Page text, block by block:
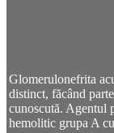
Glomerulonefrita
distinct, făcând
cunoscută. Agentul
hemolitic grupa A